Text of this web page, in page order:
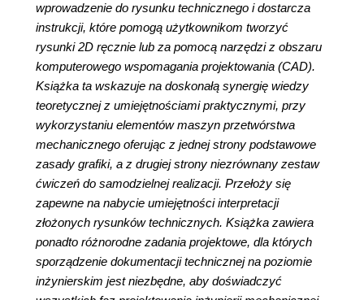
wprowadzenie do rysunku technicznego i dostarcza
instrukcji, które pomogą użytkownikom tworzyć
rysunki 2D ręcznie lub za pomocą narzędzi z obszaru
komputerowego wspomagania projektowania (CAD).
Książka ta wskazuje na doskonałą synergię wiedzy
teoretycznej z umiejętnościami praktycznymi, przy
wykorzystaniu elementów maszyn przetwórstwa
mechanicznego oferując z jednej strony podstawowe
zasady grafiki, a z drugiej strony niezrównany zestaw
ćwiczeń do samodzielnej realizacji. Przełoży się
zapewne na nabycie umiejętności interpretacji
złożonych rysunków technicznych. Książka zawiera
ponadto różnorodne zadania projektowe, dla których
sporządzenie dokumentacji technicznej na poziomie
inżynierskim jest niezbędne, aby doświadczyć